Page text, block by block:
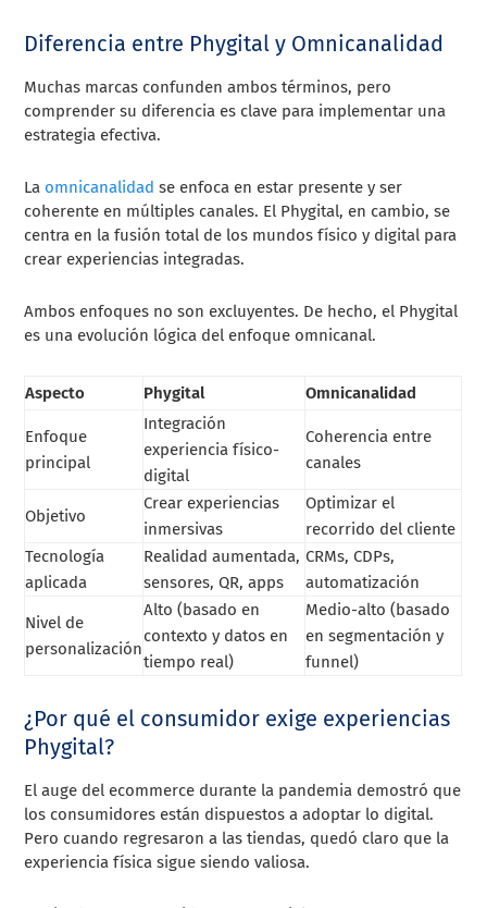
Diferencia entre Phygital y Omnicanalidad
Muchas marcas confunden ambos términos, pero
comprender su diferencia es clave para implementar una
estrategia efectiva.
La omnicanalidad se enfoca en estar presente y ser
coherente en múltiples canales. El Phygital, en cambio, se
centra en la fusión total de los mundos físico y digital para
crear experiencias integradas.
Ambos enfoques no son excluyentes. De hecho, el Phygital
es una evolución lógica del enfoque omnicanal.
Aspecto Phygital Omnicanalidad
Enfoque
principal
Integración
experiencia físico-
digital
Coherencia entre
canales
Objetivo
Crear experiencias
inmersivas
Optimizar el
recorrido del cliente
Tecnología
aplicada
Realidad aumentada,
sensores, QR, apps
CRMs, CDPs,
automatización
Nivel de
personalización
Alto (basado en
contexto y datos en
tiempo real)
Medio-alto (basado
en segmentación y
funnel)
¿Por qué el consumidor exige experiencias
Phygital?
El auge del ecommerce durante la pandemia demostró que
los consumidores están dispuestos a adoptar lo digital.
Pero cuando regresaron a las tiendas, quedó claro que la
experiencia física sigue siendo valiosa.